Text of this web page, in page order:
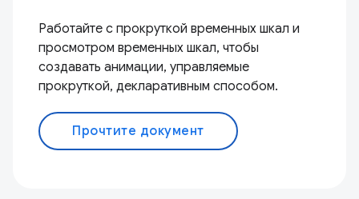
Работайте с прокруткой временных шкал и
просмотром временных шкал, чтобы
создавать анимации, управляемые
прокруткой, декларативным способом.
Прочтите документ